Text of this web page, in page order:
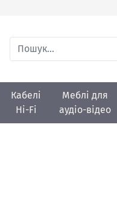
Кабелі
Hi-Fi
Меблі для
аудіо-відео